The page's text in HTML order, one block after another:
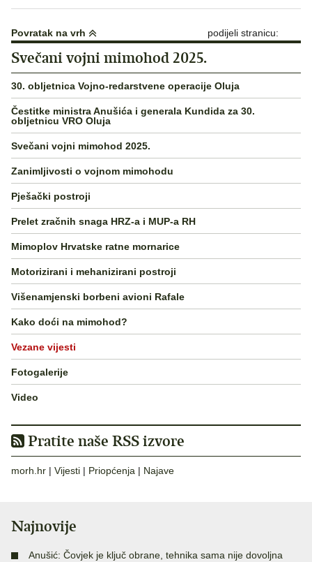
Povratak na vrh podijeli stranicu:
Svečani vojni mimohod 2025.
30. obljetnica Vojno-redarstvene operacije Oluja
Čestitke ministra Anušića i generala Kundida za 30.
obljetnicu VRO Oluja
Svečani vojni mimohod 2025.
Zanimljivosti o vojnom mimohodu
Pješački postroji
Prelet zračnih snaga HRZ-a i MUP-a RH
Mimoplov Hrvatske ratne mornarice
Motorizirani i mehanizirani postroji
Višenamjenski borbeni avioni Rafale
Kako doći na mimohod?
Vezane vijesti
Fotogalerije
Video
Pratite naše RSS izvore
morh.hr | Vijesti | Priopćenja | Najave
Najnovije
Anušić: Čovjek je ključ obrane, tehnika sama nije dovoljna